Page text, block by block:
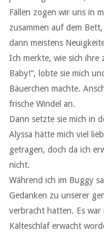
Fällen zogen wir uns in
zusammen auf dem
dann meistens
Ich merkte, wie sich ihre
Baby!“, lobte sie mich
Bäuerchen machte.
frische Windel an.
Dann setzte sie mich in
Alyssa hätte mich viel
getragen, doch da ich
nicht.
Während ich im Buggy
Gedanken zu unserer
verbracht hatten. Es
Kälteschlaf erwacht